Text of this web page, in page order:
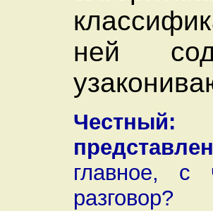
ней
Честный:
главное, с
разговор?